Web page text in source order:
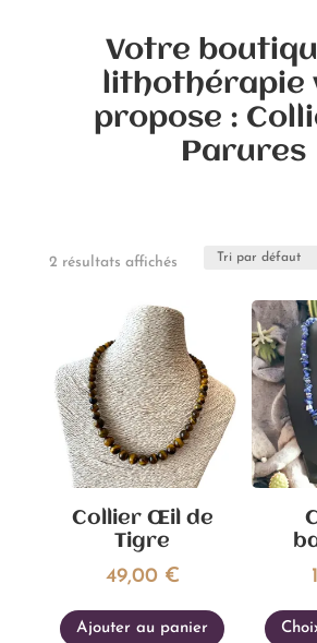
Votre
lithothérapie
propose :
Parures
2 résultats affichés
Collier Œil de
Tigre
49,00 €
Ajouter au panier